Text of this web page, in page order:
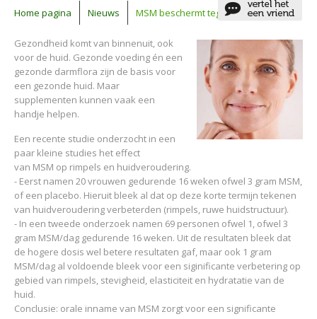
Home pagina Nieuws MSM beschermt tegen rimpels
Gezondheid komt van binnenuit, ook
voor de huid. Gezonde voeding én een
gezonde darmflora zijn de basis voor
een gezonde huid. Maar
supplementen kunnen vaak een
handje helpen.
Een recente studie onderzocht in een
paar kleine studies het effect
van MSM op rimpels en huidveroudering.
- Eerst namen 20 vrouwen gedurende 16 weken ofwel 3 gram MSM,
of een placebo. Hieruit bleek al dat op deze korte termijn tekenen
van huidveroudering verbeterden (rimpels, ruwe huidstructuur).
- In een tweede onderzoek namen 69 personen ofwel 1, ofwel 3
gram MSM/dag gedurende 16 weken. Uit de resultaten bleek dat
de hogere dosis wel betere resultaten gaf, maar ook 1 gram
MSM/dag al voldoende bleek voor een siginificante verbetering op
gebied van rimpels, stevigheid, elasticiteit en hydratatie van de
huid.
Conclusie: orale inname van MSM zorgt voor een significante